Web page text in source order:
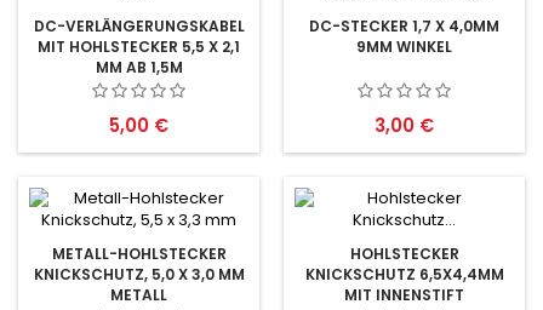
DC-VERLÄNGERUNGSKABEL
MIT HOHLSTECKER 5,5 X 2,1
MM AB 1,5M
Preis
5,00 €
DC-STECKER 1,7 X 4,0MM
9MM WINKEL
Preis
3,00 €
METALL-HOHLSTECKER
KNICKSCHUTZ, 5,0 X 3,0 MM
METALL
HOHLSTECKER
KNICKSCHUTZ 6,5X4,4MM
MIT INNENSTIFT